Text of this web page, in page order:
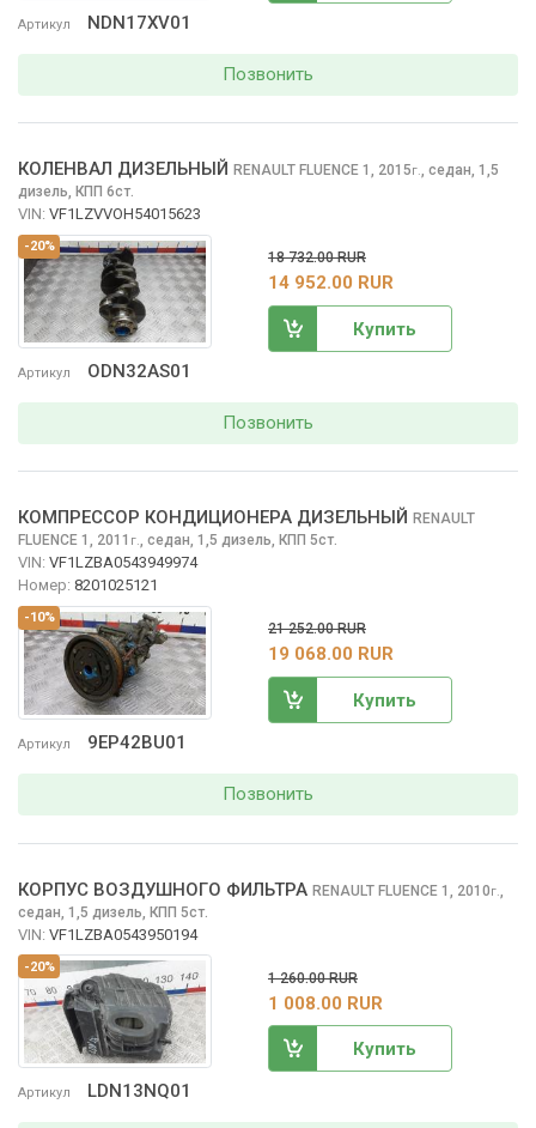
Артикул NDN17XV01
Позвонить
-20%
Артикул ODN32AS01
КОЛЕНВАЛ ДИЗЕЛЬНЫЙ RENAULT FLUENCE 1, 2015г., седан, 1,5
дизель, КПП 6ст.
VIN: VF1LZVVOH54015623
18 732.00 RUR
14 952.00 RUR
Купить
Позвонить
-10%
Артикул 9EP42BU01
КОМПРЕССОР КОНДИЦИОНЕРА ДИЗЕЛЬНЫЙ RENAULT
FLUENCE 1, 2011 г., седан, 1,5 дизель, КПП 5ст.
VIN: VF1LZBA0543949974
Номер: 8201025121
21 252.00 RUR
19 068.00 RUR
Купить
Позвонить
-20%
Артикул LDN13NQ01
КОРПУС ВОЗДУШНОГО ФИЛЬТРА RENAULT FLUENCE 1, 2010г.
седан, 1,5 дизель, КПП 5ст.
VIN: VF1LZBA0543950194
1 260.00 RUR
1 008.00 RUR
Купить